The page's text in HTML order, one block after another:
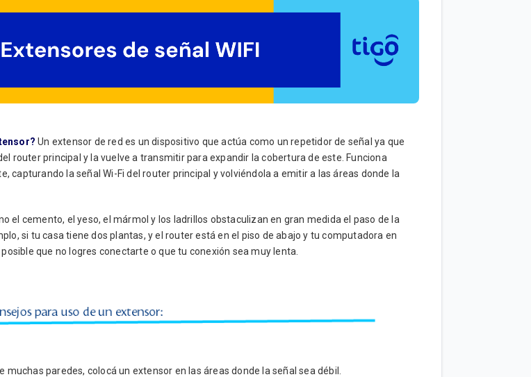
Un extensor de red es un dispositivo que actúa como un repetidor de señal ya que
router principal y la vuelve a transmitir para expandir la cobertura de este. Funciona
capturando la señal Wi-Fi del router principal y volviéndola a emitir a las áreas donde la
el cemento, el yeso, el mármol y los ladrillos obstaculizan en gran medida el paso de la
si tu casa tiene dos plantas, y el router está en el piso de abajo y tu computadora en
que no logres conectarte o que tu conexión sea muy lenta.
muchas paredes, colocá un extensor en las áreas donde la señal sea débil.